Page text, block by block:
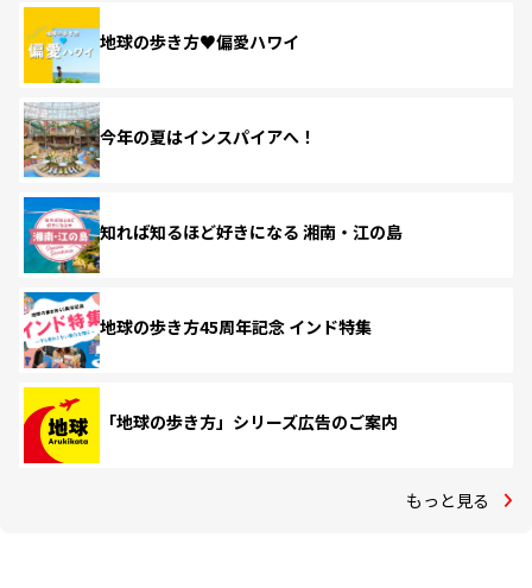
地球の歩き方♥偏愛ハワイ
今年の夏はインスパイアへ！
知れば知るほど好きになる 湘南・江の島
地球の歩き方45周年記念 インド特集
「地球の歩き方」シリーズ広告のご案内
もっと見る